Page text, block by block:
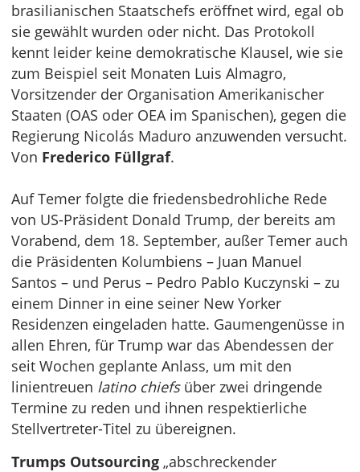
brasilianischen Staatschefs eröffnet wird, egal ob
sie gewählt wurden oder nicht. Das Protokoll
kennt leider keine demokratische Klausel, wie sie
zum Beispiel seit Monaten Luis Almagro,
Vorsitzender der Organisation Amerikanischer
Staaten (OAS oder OEA im Spanischen), gegen die
Regierung Nicolás Maduro anzuwenden versucht.
Von Frederico Füllgraf.
Auf Temer folgte die friedensbedrohliche Rede
von US-Präsident Donald Trump, der bereits am
Vorabend, dem 18. September, außer Temer auch
die Präsidenten Kolumbiens – Juan Manuel
Santos – und Perus – Pedro Pablo Kuczynski – zu
einem Dinner in eine seiner New Yorker
Residenzen eingeladen hatte. Gaumengenüsse in
allen Ehren, für Trump war das Abendessen der
seit Wochen geplante Anlass, um mit den
linientreuen latino chiefsüber zwei dringende
Termine zu reden und ihnen respektierliche
Stellvertreter-Titel zu übereignen.
Trumps Outsourcing „abschreckender